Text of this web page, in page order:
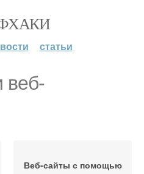
статьи
веб-
Веб-сайты с помощью